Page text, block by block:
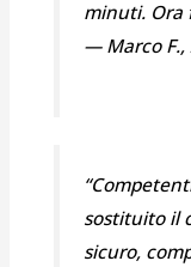
minuti. Ora
— Marco F.,
sostituito il
sicuro,